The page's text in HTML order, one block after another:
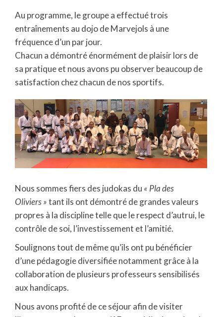
Au programme, le groupe a effectué trois
entraînements au dojo de Marvejols à une
fréquence d’un par jour.
Chacun a démontré énormément de plaisir lors de
sa pratique et nous avons pu observer beaucoup de
satisfaction chez chacun de nos sportifs.
Nous sommes fiers des judokas du « Pla des
Oliviers »tant ils ont démontré de grandes valeurs
propres à la discipline telle que le respect d’autrui, le
contrôle de soi, l’investissement et l’amitié.
Soulignons tout de même qu’ils ont pu bénéficier
d’une pédagogie diversifiée notamment grâce à la
collaboration de plusieurs professeurs sensibilisés
aux handicaps.
Nous avons profité de ce séjour afin de visiter